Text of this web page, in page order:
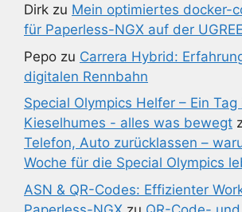
Dirk zu Mein optimiertes docker-
für Paperless-NGX auf der
Pepo zu Carrera Hybrid:
digitalen Rennbahn
Special Olympics Helfer – Ein
Kieselhumes - alles was bewegt
Telefon, Auto zurücklassen –
Woche für die Special Olympics
ASN & QR-Codes: Effizienter